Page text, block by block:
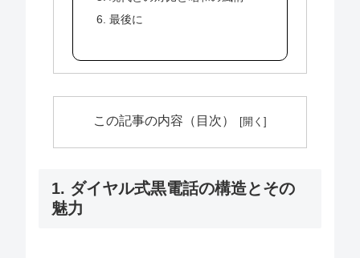
6. 最後に
この記事の内容（目次）
1. ダイヤル式黒電話の構造とその
魅力